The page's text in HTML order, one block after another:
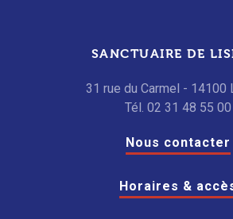
SANCTUAIRE DE
31 rue du Carmel - 14100
Tél. 02 31 48 55 00
Nous contacter
Horaires &